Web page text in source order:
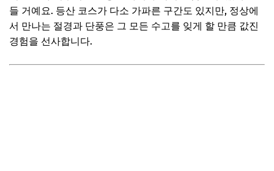
강원도 양양 송이축제: 여행의 재미를 더하는 이색 체험 프로
그램
📌 지금 뜨는 꿀정보! 놓치지 마세요
들 거예요. 등산 코스가 다소 가파른 구간도 있지만, 정상에
서 만나는 절경과 단풍은 그 모든 수고를 잊게 할 만큼 값진
경험을 선사합니다.